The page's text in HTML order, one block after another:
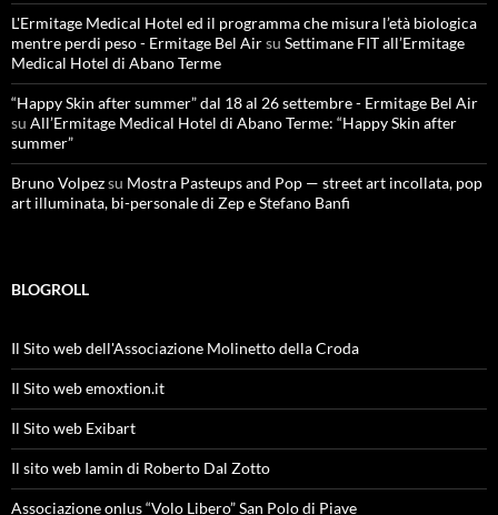
L'Ermitage Medical Hotel ed il programma che misura l’età biologica
mentre perdi peso - Ermitage Bel Airsu Settimane FIT all’Ermitage
Medical Hotel di Abano Terme
“Happy Skin after summer” dal 18 al 26 settembre - Ermitage Bel Air
su All’Ermitage Medical Hotel di Abano Terme: “Happy Skin after
summer”
Bruno Volpezsu Mostra Pasteups and Pop — street art incollata, pop
art illuminata, bi-personale di Zep e Stefano Banfi
BLOGROLL
Il Sito web dell'Associazione Molinetto della Croda
Il Sito web emoxtion.it
Il Sito web Exibart
Il sito web Iamin di Roberto Dal Zotto
Associazione onlus “Volo Libero” San Polo di Piave